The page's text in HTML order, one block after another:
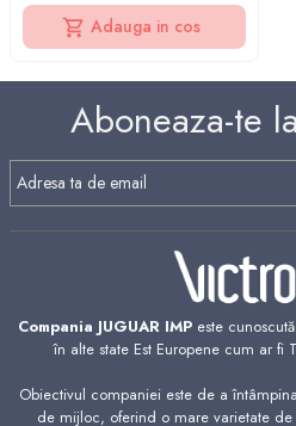
Adauga in cos
Aboneaza-te
Compania JUGUAR IMPeste
în alte state Est Europene cum ar fi
Obiectivul companiei este de a
de mijloc, oferind o mare varietate